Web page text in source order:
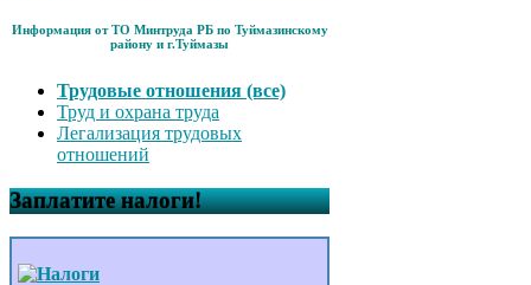
Информация от ТО Минтруда РБ по Туймазинскому
району и г.Туймазы
Трудовые отношения (все)
Труд и охрана труда
Легализация трудовых
отношений
Заплатите налоги!